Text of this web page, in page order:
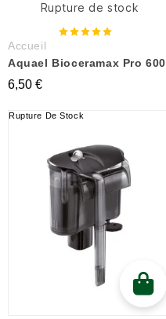
Rupture de stock
Accueil
Aquael Bioceramax Pro 600
6,50 €
Rupture De Stock